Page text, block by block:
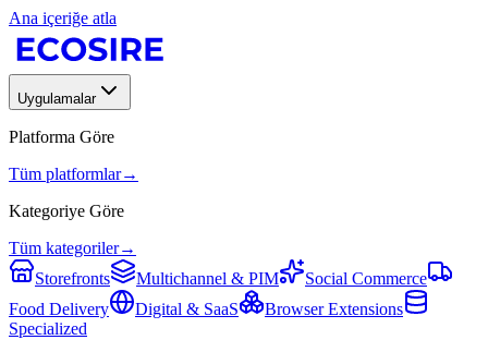
Ana içeriğe atla
Uygulamalar
Platforma Göre
Tüm platformlar→
Kategoriye Göre
Tüm kategoriler→
Storefronts
Multichannel & PIM
Social Commerce
Food Delivery
Digital & SaaS
Browser Extensions
Specialized